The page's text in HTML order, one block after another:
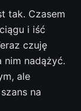
tak. Czasem
i iść
czuję
nim nadążyć.
ale
na